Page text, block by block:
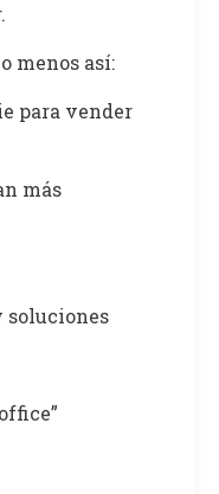
menos así:
para vender
más
soluciones